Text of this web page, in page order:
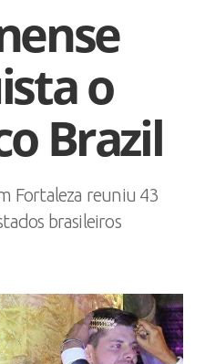
o
Brazil
Fortaleza reuniu 43
brasileiros